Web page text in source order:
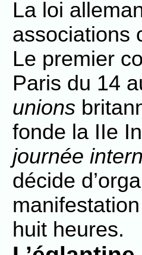
La loi
associations
Le premier
Paris du 14
unions
fonde la IIe
journée
décide
huit heures.